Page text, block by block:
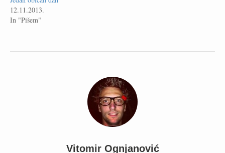
12.11.2013.
In "Pišem"
Vitomir Ognjanović